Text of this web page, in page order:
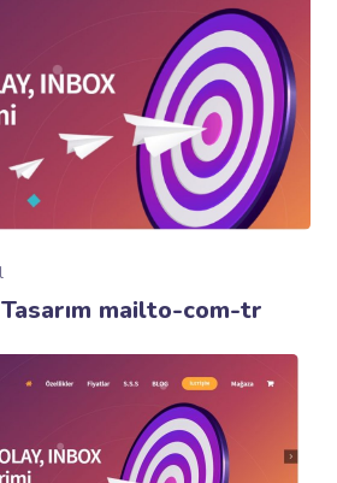
mailto-com-tr